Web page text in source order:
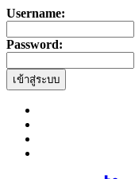
Username:
Password: